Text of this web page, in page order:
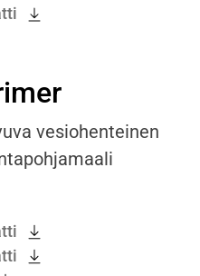
vesiohenteinen